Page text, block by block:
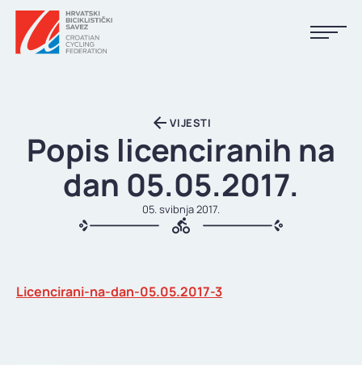
KALENDAR
REZULTATI
VIJESTI
Popis licenciranih na
dan 05.05.2017.
05. svibnja 2017.
Licencirani-na-dan-05.05.2017-3